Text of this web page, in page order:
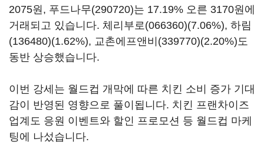
2075원, 푸드나무(290720)는 17.19% 오른 3170원에
거래되고 있습니다. 체리부로(066360)(7.06%), 하림
(136480)(1.62%), 교촌에프앤비(339770)(2.20%)도
동반 상승했습니다.
이번 강세는 월드컵 개막에 따른 치킨 소비 증가 기대
감이 반영된 영향으로 풀이됩니다. 치킨 프랜차이즈
업계도 응원 이벤트와 할인 프로모션 등 월드컵 마케
팅에 나섰습니다.